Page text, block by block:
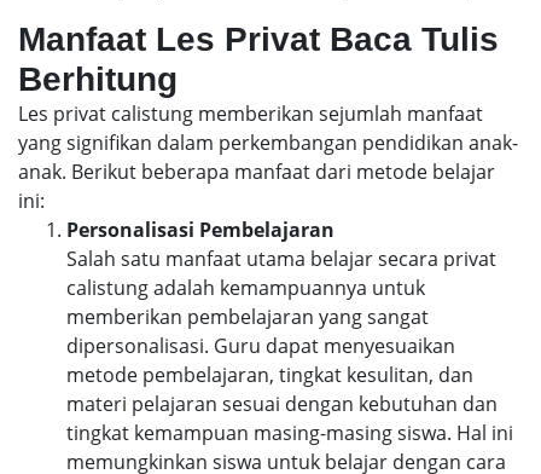
Manfaat Les Privat Baca Tulis
Berhitung
Les privat calistung memberikan sejumlah manfaat
yang signifikan dalam perkembangan pendidikan anak-
anak. Berikut beberapa manfaat dari metode belajar
ini:
Personalisasi Pembelajaran
Salah satu manfaat utama belajar secara privat
calistung adalah kemampuannya untuk
memberikan pembelajaran yang sangat
dipersonalisasi. Guru dapat menyesuaikan
metode pembelajaran, tingkat kesulitan, dan
materi pelajaran sesuai dengan kebutuhan dan
tingkat kemampuan masing-masing siswa. Hal ini
memungkinkan siswa untuk belajar dengan cara